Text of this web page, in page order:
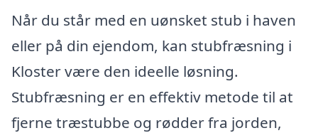
Når du står med en uønsket stub i haven
eller på din ejendom, kan stubfræsning i
Kloster være den ideelle løsning.
Stubfræsning er en effektiv metode til at
fjerne træstubbe og rødder fra jorden,